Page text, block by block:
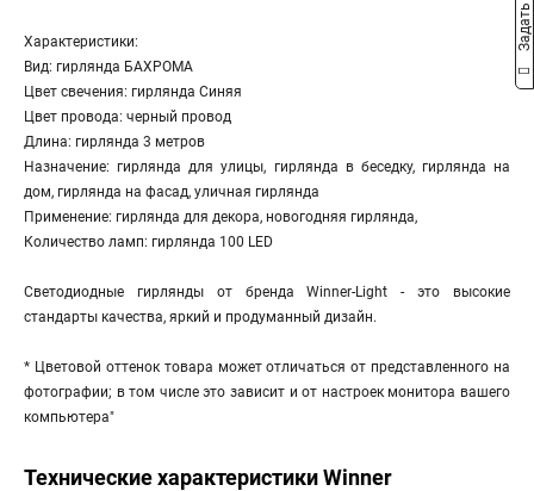
Характеристики:
Вид: гирлянда БАХРОМА
Цвет свечения: гирлянда Синяя
Цвет провода: черный провод
Длина: гирлянда 3 метров
Назначение: гирлянда для улицы, гирлянда в беседку, гирлянда на
дом, гирлянда на фасад, уличная гирлянда
Применение: гирлянда для декора, новогодняя гирлянда,
Количество ламп: гирлянда 100 LED
Светодиодные гирлянды от бренда Winner-Light - это высокие
стандарты качества, яркий и продуманный дизайн.
* Цветовой оттенок товара может отличаться от представленного на
фотографии; в том числе это зависит и от настроек монитора вашего
компьютера"
Технические характеристики Winner